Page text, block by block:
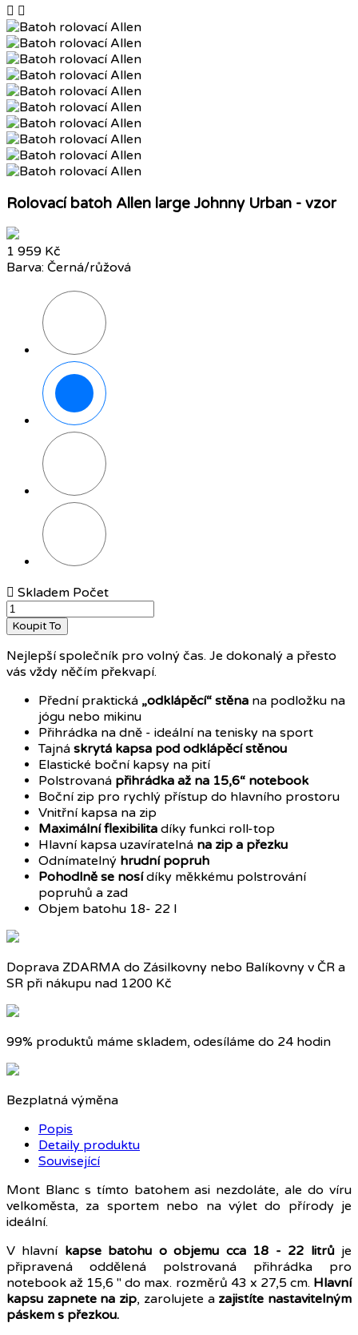
 
Rolovací batoh Allen large Johnny Urban - vzor
1 959 Kč
Barva: Černá/růžová
 Skladem Počet
Koupit To
Nejlepší společník pro volný čas. Je dokonalý a přesto
vás vždy něčím překvapí.
Přední praktická „odklápěcí“ stěna na podložku na
jógu nebo mikinu
Přihrádka na dně - ideální na tenisky na sport
Tajná skrytá kapsa pod odklápěcí stěnou
Elastické boční kapsy na pití
Polstrovaná přihrádka až na 15,6“ notebook
Boční zip pro rychlý přístup do hlavního prostoru
Vnitřní kapsa na zip
Maximální flexibilita díky funkci roll-top
Hlavní kapsa uzavíratelná na zip a přezku
Odnímatelný hrudní popruh
Pohodlně se nosídíky měkkému polstrování
popruhů a zad
Objem batohu 18- 22 l
Doprava ZDARMA do Zásilkovny nebo Balíkovny v ČR a
SR při nákupu nad 1200 Kč
99% produktů máme skladem, odesíláme do 24 hodin
Bezplatná výměna
Popis
Detaily produktu
Související
Mont Blanc s tímto batohem asi nezdoláte, ale do víru
velkoměsta, za sportem nebo na výlet do přírody je
ideální.
V hlavní kapse batohu o objemu cca 18 - 22 litrůje
připravená oddělená polstrovaná přihrádka pro
notebook až 15,6 " do max. rozměrů 43 x 27,5 cm. Hlavní
kapsu zapnete na zip, zarolujete azajistíte nastavitelným
páskem s přezkou.